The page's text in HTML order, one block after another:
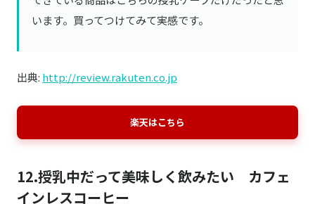
います。買ってつけてみて実感です。
出典: http://review.rakuten.co.jp
楽天はこちら
12.授乳中だって美味しく飲みたい カフェ
インレスコーヒー